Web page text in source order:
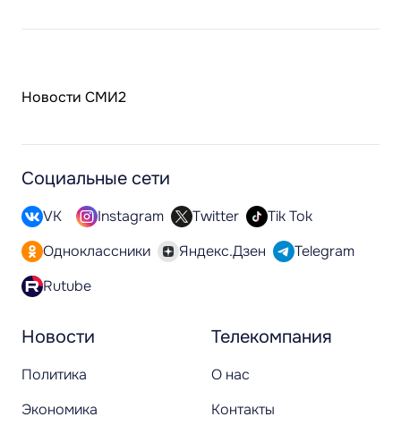
Новости СМИ2
Новости
Политика
Экономика
Телекомпания
О нас
Контакты
Социальные сети
VK Instagram Twitter
Tik Tok
Одноклассники
Яндекс.Дзен
Telegram
Rutube